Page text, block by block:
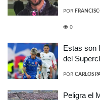
POR
0
Estas son
del
POR CARLOS
Peligra el